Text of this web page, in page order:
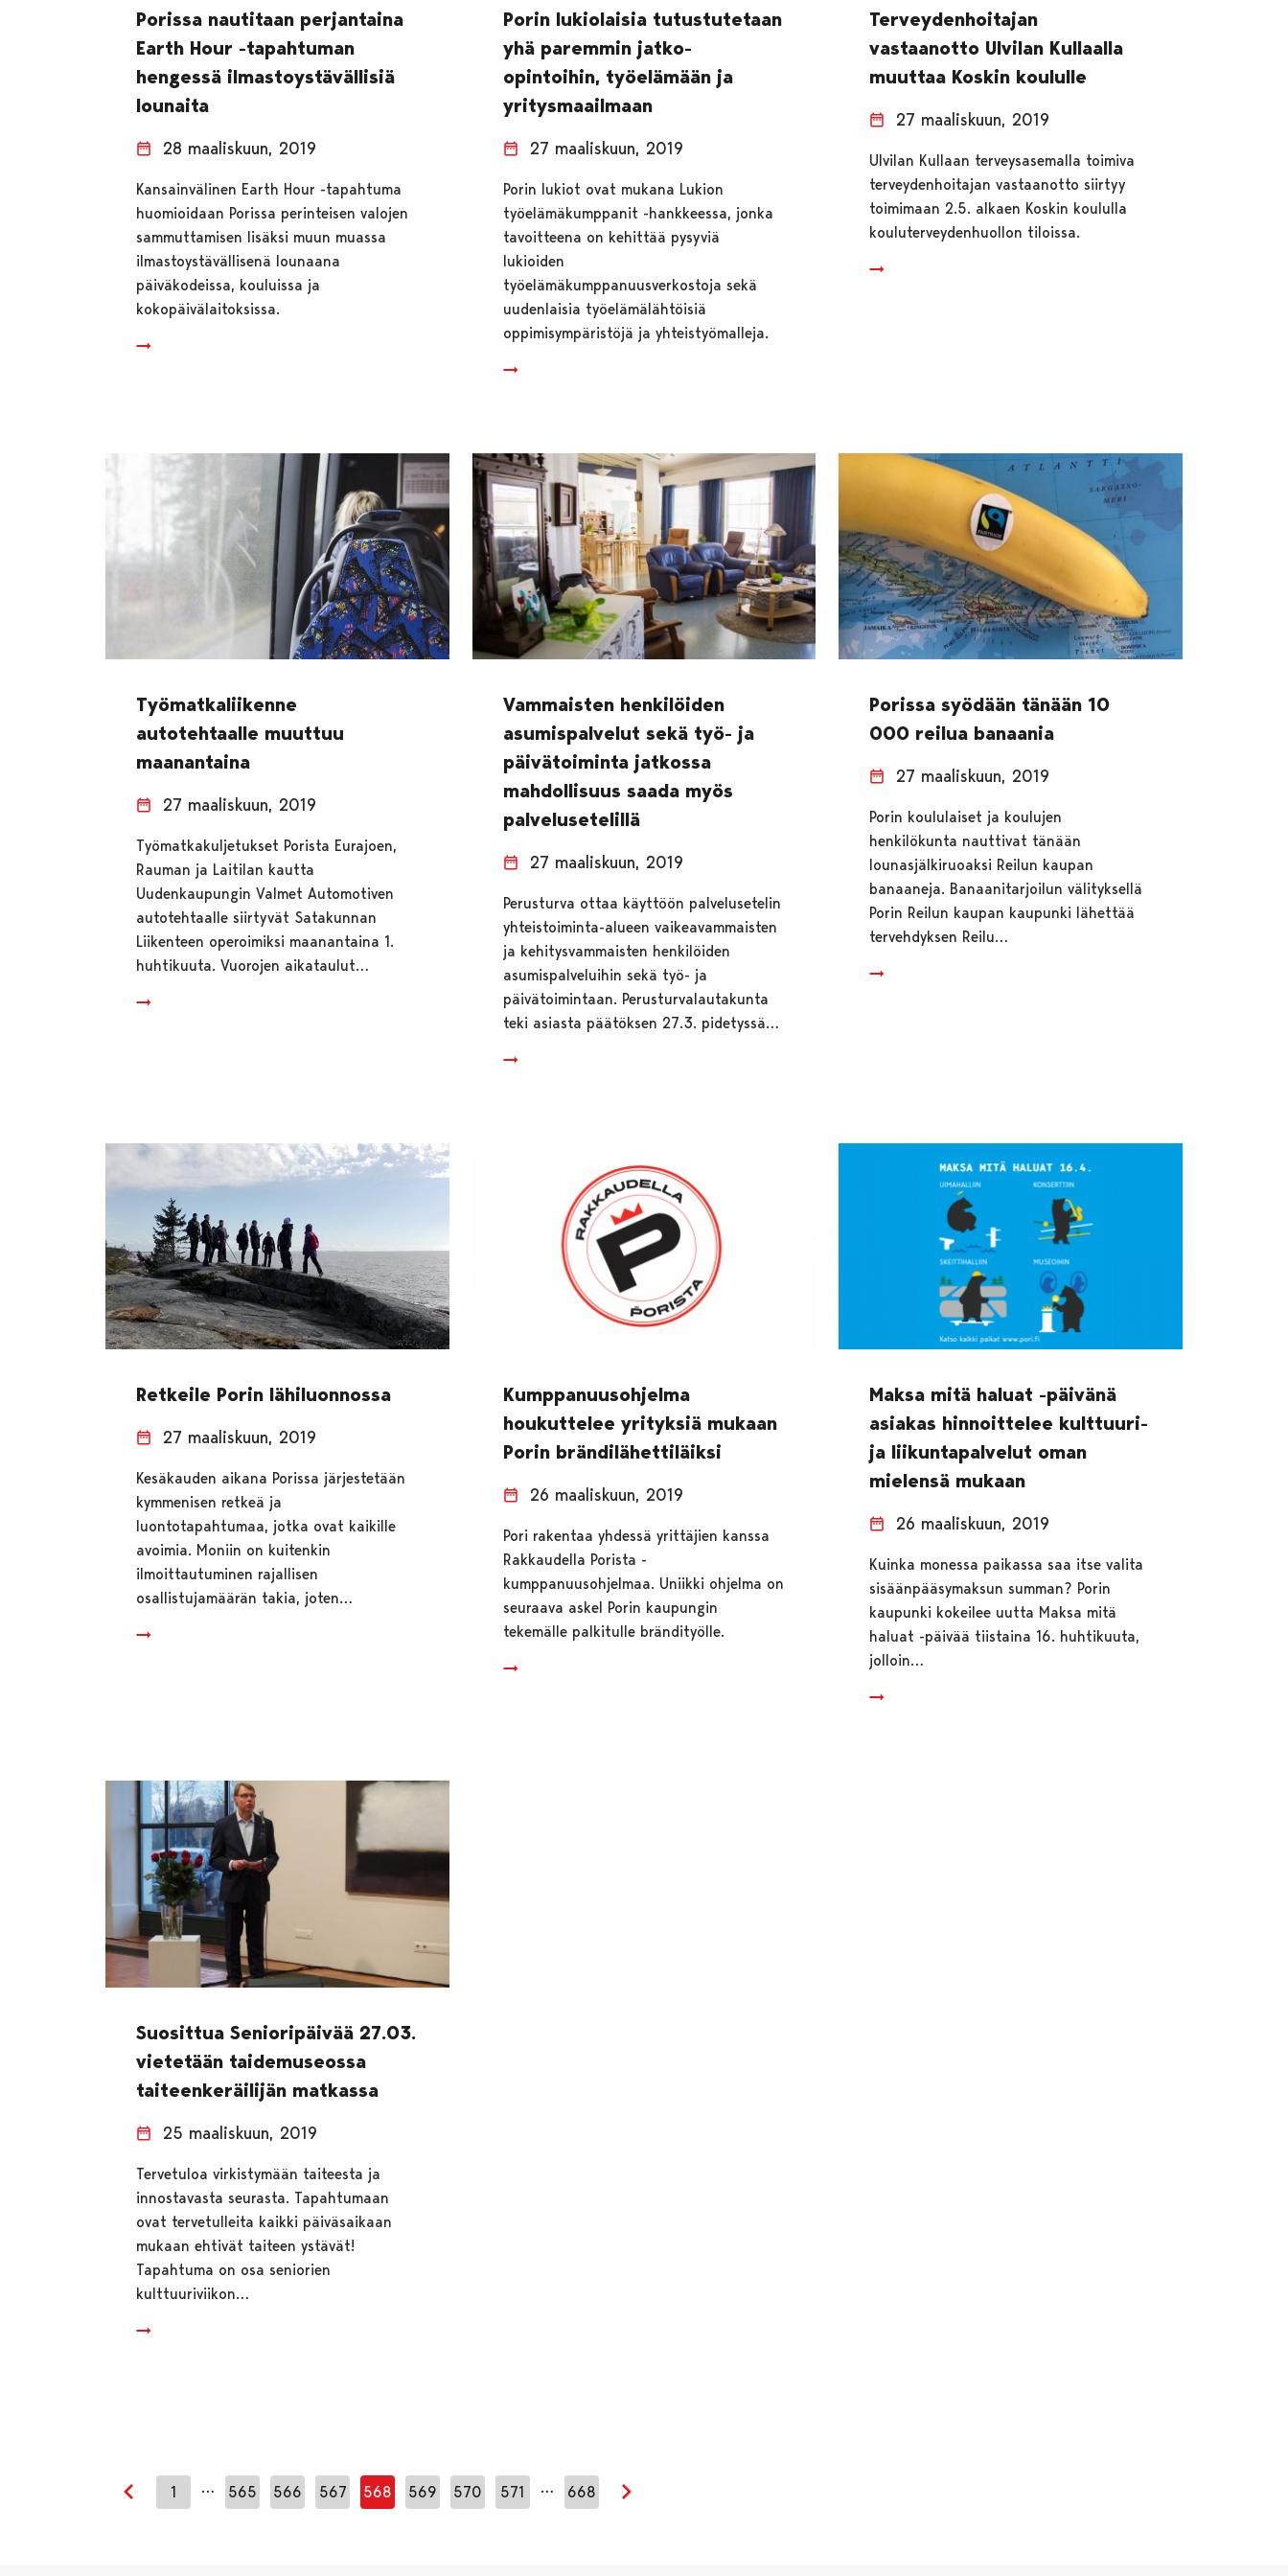
Porissa nautitaan perjantaina
Earth Hour -tapahtuman
hengessä ilmastoystävällisiä
lounaita
28 maaliskuun, 2019
Kansainvälinen Earth Hour -tapahtuma
huomioidaan Porissa perinteisen valojen
sammuttamisen lisäksi muun muassa
ilmastoystävällisenä lounaana
päiväkodeissa, kouluissa ja
kokopäivälaitoksissa.
Porin lukiolaisia tutustutetaan
yhä paremmin jatko-
opintoihin, työelämään ja
yritysmaailmaan
27 maaliskuun, 2019
Porin lukiot ovat mukana Lukion
työelämäkumppanit -hankkeessa, jonka
tavoitteena on kehittää pysyviä
lukioiden
työelämäkumppanuusverkostoja sekä
uudenlaisia työelämälähtöisiä
oppimisympäristöjä ja yhteistyömalleja.
Terveydenhoitajan
vastaanotto Ulvilan Kullaalla
muuttaa Koskin koululle
27 maaliskuun, 2019
Ulvilan Kullaan terveysasemalla toimiva
terveydenhoitajan vastaanotto siirtyy
toimimaan 2.5. alkaen Koskin koululla
kouluterveydenhuollon tiloissa.
Työmatkaliikenne
autotehtaalle muuttuu
maanantaina
27 maaliskuun, 2019
Työmatkakuljetukset Porista Eurajoen,
Rauman ja Laitilan kautta
Uudenkaupungin Valmet Automotiven
autotehtaalle siirtyvät Satakunnan
Liikenteen operoimiksi maanantaina 1.
huhtikuuta. Vuorojen aikataulut…
Vammaisten henkilöiden
asumispalvelut sekä työ- ja
päivätoiminta jatkossa
mahdollisuus saada myös
palvelusetelillä
27 maaliskuun, 2019
Perusturva ottaa käyttöön palvelusetelin
yhteistoiminta-alueen vaikeavammaisten
ja kehitysvammaisten henkilöiden
asumispalveluihin sekä työ- ja
päivätoimintaan. Perusturvalautakunta
teki asiasta päätöksen 27.3. pidetyssä…
Porissa syödään tänään 10
000 reilua banaania
27 maaliskuun, 2019
Porin koululaiset ja koulujen
henkilökunta nauttivat tänään
lounasjälkiruoaksi Reilun kaupan
banaaneja. Banaanitarjoilun välityksellä
Porin Reilun kaupan kaupunki lähettää
tervehdyksen Reilu…
Retkeile Porin lähiluonnossa
27 maaliskuun, 2019
Kesäkauden aikana Porissa järjestetään
kymmenisen retkeä ja
luontotapahtumaa, jotka ovat kaikille
avoimia. Moniin on kuitenkin
ilmoittautuminen rajallisen
osallistujamäärän takia, joten…
Kumppanuusohjelma
houkuttelee yrityksiä mukaan
Porin brändilähettiläiksi
26 maaliskuun, 2019
Pori rakentaa yhdessä yrittäjien kanssa
Rakkaudella Porista -
kumppanuusohjelmaa. Uniikki ohjelma on
seuraava askel Porin kaupungin
tekemälle palkitulle brändityölle.
Maksa mitä haluat -päivänä
asiakas hinnoittelee kulttuuri-
ja liikuntapalvelut oman
mielensä mukaan
26 maaliskuun, 2019
Kuinka monessa paikassa saa itse valita
sisäänpääsymaksun summan? Porin
kaupunki kokeilee uutta Maksa mitä
haluat -päivää tiistaina 16. huhtikuuta,
jolloin…
Suosittua Senioripäivää 27.03.
vietetään taidemuseossa
taiteenkeräilijän matkassa
25 maaliskuun, 2019
Tervetuloa virkistymään taiteesta ja
innostavasta seurasta. Tapahtumaan
ovat tervetulleita kaikki päiväsaikaan
mukaan ehtivät taiteen ystävät!
Tapahtuma on osa seniorien
kulttuuriviikon…
Edellinen sivu
1 … 565 566 567 568 569 570 571 … 668